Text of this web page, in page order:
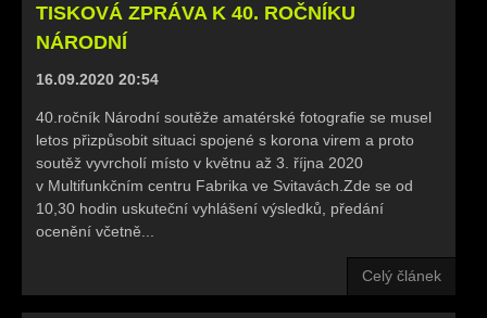
TISKOVÁ ZPRÁVA K 40. ROČNÍKU
NÁRODNÍ
16.09.2020 20:54
40.ročník Národní soutěže amatérské fotografie se musel
letos přizpůsobit situaci spojené s korona virem a proto
soutěž vyvrcholí místo v květnu až 3. října 2020
v Multifunkčním centru Fabrika ve Svitavách.Zde se od
10,30 hodin uskuteční vyhlášení výsledků, předání
ocenění včetně...
Celý článek